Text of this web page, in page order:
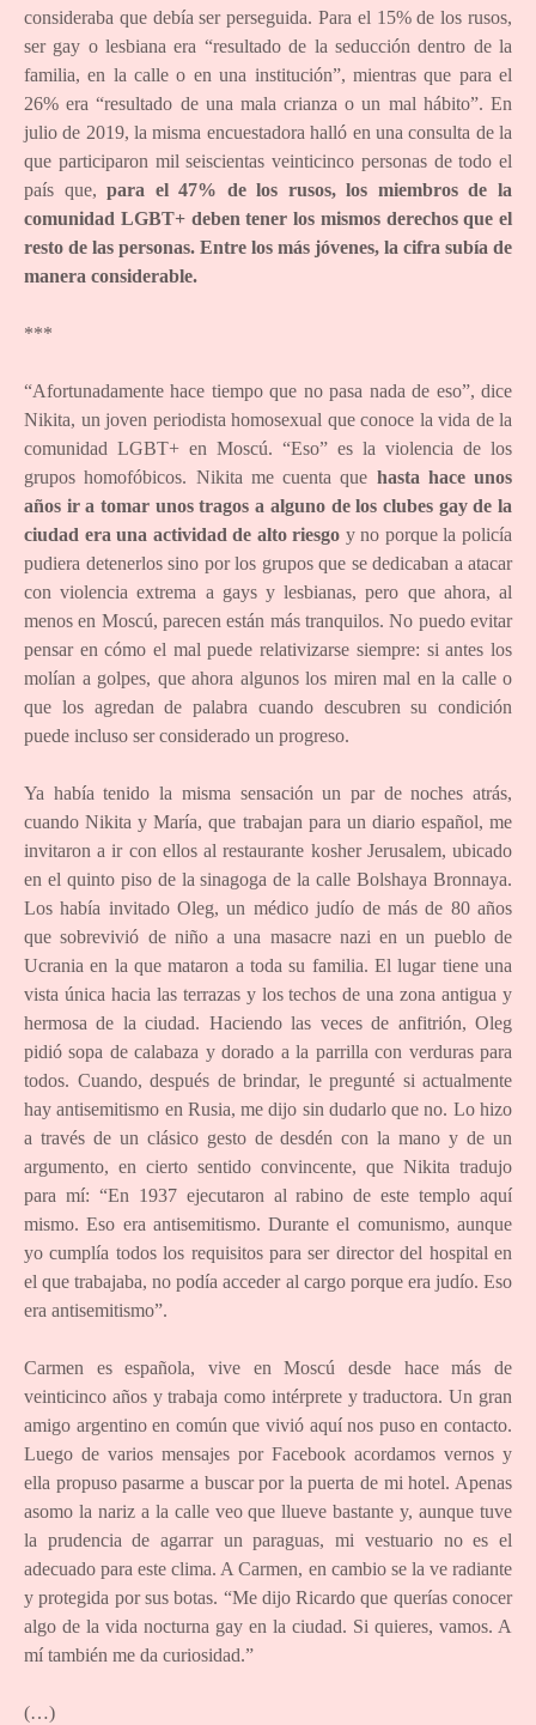
consideraba que debía ser perseguida. Para el 15% de los rusos,
ser gay o lesbiana era “resultado de la seducción dentro de la
familia, en la calle o en una institución”, mientras que para el
26% era “resultado de una mala crianza o un mal hábito”. En
julio de 2019, la misma encuestadora halló en una consulta de la
que participaron mil seiscientas veinticinco personas de todo el
país que,para el 47% de los rusos, los miembros de la
comunidad LGBT+ deben tener los mismos derechos que el
resto de las personas. Entre los más jóvenes, la cifra subía de
manera considerable.
***
“Afortunadamente hace tiempo que no pasa nada de eso”, dice
Nikita, un joven periodista homosexual que conoce la vida de la
comunidad LGBT+ en Moscú. “Eso” es la violencia de los
grupos homofóbicos. Nikita me cuenta que hasta hace unos
años ir a tomar unos tragos a alguno de los clubes gay de la
ciudad era una actividad de alto riesgo y no porque la policía
pudiera detenerlos sino por los grupos que se dedicaban a atacar
con violencia extrema a gays y lesbianas, pero que ahora, al
menos en Moscú, parecen están más tranquilos. No puedo evitar
pensar en cómo el mal puede relativizarse siempre: si antes los
molían a golpes, que ahora algunos los miren mal en la calle o
que los agredan de palabra cuando descubren su condición
puede incluso ser considerado un progreso.
Ya había tenido la misma sensación un par de noches atrás,
cuando Nikita y María, que trabajan para un diario español, me
invitaron a ir con ellos al restaurante kosher Jerusalem, ubicado
en el quinto piso de la sinagoga de la calle Bolshaya Bronnaya.
Los había invitado Oleg, un médico judío de más de 80 años
que sobrevivió de niño a una masacre nazi en un pueblo de
Ucrania en la que mataron a toda su familia. El lugar tiene una
vista única hacia las terrazas y los techos de una zona antigua y
hermosa de la ciudad. Haciendo las veces de anfitrión, Oleg
pidió sopa de calabaza y dorado a la parrilla con verduras para
todos. Cuando, después de brindar, le pregunté si actualmente
hay antisemitismo en Rusia, me dijo sin dudarlo que no. Lo hizo
a través de un clásico gesto de desdén con la mano y de un
argumento, en cierto sentido convincente, que Nikita tradujo
para mí: “En 1937 ejecutaron al rabino de este templo aquí
mismo. Eso era antisemitismo. Durante el comunismo, aunque
yo cumplía todos los requisitos para ser director del hospital en
el que trabajaba, no podía acceder al cargo porque era judío. Eso
era antisemitismo”.
Carmen es española, vive en Moscú desde hace más de
veinticinco años y trabaja como intérprete y traductora. Un gran
amigo argentino en común que vivió aquí nos puso en contacto.
Luego de varios mensajes por Facebook acordamos vernos y
ella propuso pasarme a buscar por la puerta de mi hotel. Apenas
asomo la nariz a la calle veo que llueve bastante y, aunque tuve
la prudencia de agarrar un paraguas, mi vestuario no es el
adecuado para este clima. A Carmen, en cambio se la ve radiante
y protegida por sus botas. “Me dijo Ricardo que querías conocer
algo de la vida nocturna gay en la ciudad. Si quieres, vamos. A
mí también me da curiosidad.”
(…)